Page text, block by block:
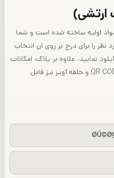
ارتشی)
اولیه ساخته شده است و شما
را برای درج بر روی ان انتخاب
نمایید. علاوه بر پلاک، امکانات
و سرویس های اضافه ای همچون QR CODE و حلقه آویز نیز قابل